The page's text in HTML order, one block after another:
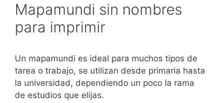
Mapamundi sin nombres
para imprimir
Un mapamundi es ideal para muchos tipos de
tarea o trabajo, se utilizan desde primaria hasta
la universidad, dependiendo un poco la rama
de estudios que elijas.